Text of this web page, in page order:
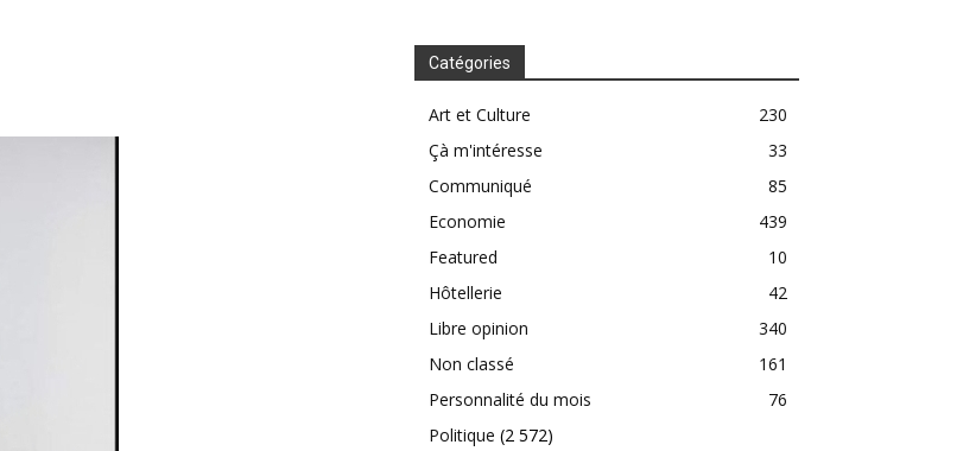
Catégories
Art et Culture
230
Çà m'intéresse
33
Communiqué
85
Economie
439
Featured
10
Hôtellerie
42
Libre opinion
340
Non classé
161
Personnalité du mois
76
Politique (2 572)